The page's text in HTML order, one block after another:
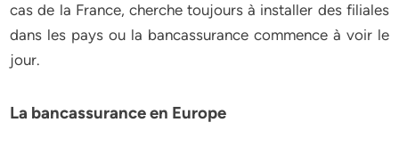
cas de la France, cherche toujours à installer des filiales
dans les pays ou la bancassurance commence à voir le
jour.
La bancassurance en Europe